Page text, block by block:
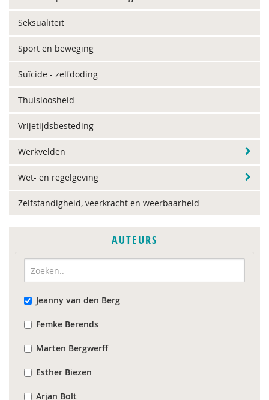
Seksualiteit
Sport en beweging
Suïcide - zelfdoding
Thuisloosheid
Vrijetijdsbesteding
Werkvelden
Wet- en regelgeving
Zelfstandigheid, veerkracht en weerbaarheid
AUTEURS
Jeanny van den Berg
Femke Berends
Marten Bergwerff
Esther Biezen
Arjan Bolt